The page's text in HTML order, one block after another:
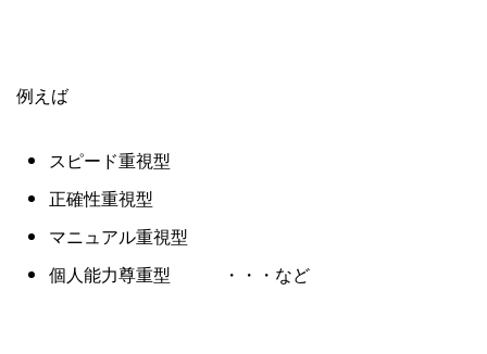
例えば
スピード重視型
正確性重視型
マニュアル重視型
個人能力尊重型 ・・・など